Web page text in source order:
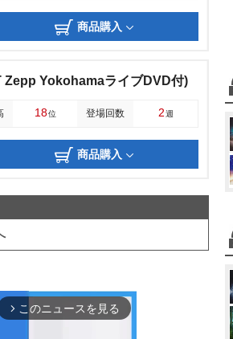
商品購入
Zepp YokohamaライブDVD付)
18位 登場回数 2週
商品購入
arrow_forward_ios このニュースを見る